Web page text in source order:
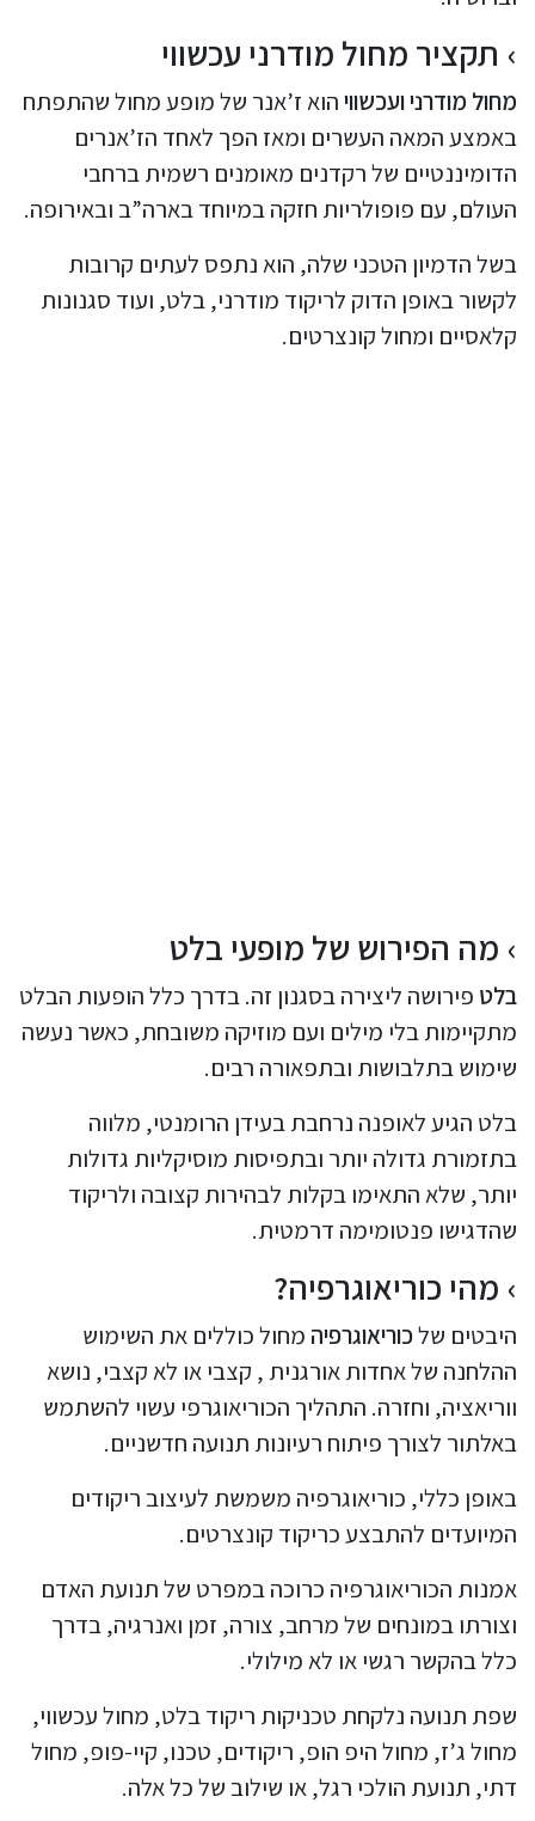
תקציר מחול מודרני עכשווי
מחול מודרני ועכשוויהוא ז’אנר של מופע מחול שהתפתח
באמצע המאה העשרים ומאז הפך לאחד הז’אנרים
הדומיננטיים של רקדנים מאומנים רשמית ברחבי
העולם, עם פופולריות חזקה במיוחד בארה”ב ובאירופה.
בשל הדמיון הטכני שלה, הוא נתפס לעתים קרובות
לקשור באופן הדוק לריקוד מודרני, בלט, ועוד סגנונות
קלאסיים ומחול קונצרטים.
מה הפירוש של מופעי בלט
בלט פירושה ליצירה בסגנון זה. בדרך כלל הופעות הבלט
מתקיימות בלי מילים ועם מוזיקה משובחת, כאשר נעשה
שימוש בתלבושות ובתפאורה רבים.
בלט הגיע לאופנה נרחבת בעידן הרומנטי, מלווה
בתזמורת גדולה יותר ובתפיסות מוסיקליות גדולות
יותר, שלא התאימו בקלות לבהירות קצובה ולריקוד
שהדגישו פנטומימה דרמטית.
מהי כוריאוגרפיה?
היבטים שלכוריאוגרפיה מחול כוללים את השימוש
ההלחנה של אחדות אורגנית , קצבי או לא קצבי, נושא
ווריאציה, וחזרה. התהליך הכוריאוגרפי עשוי להשתמש
באלתור לצורך פיתוח רעיונות תנועה חדשניים.
באופן כללי, כוריאוגרפיה משמשת לעיצוב ריקודים
המיועדים להתבצע כריקוד קונצרטים.
אמנות הכוריאוגרפיה כרוכה במפרט של תנועת האדם
וצורתו במונחים של מרחב, צורה, זמן ואנרגיה, בדרך
כלל בהקשר רגשי או לא מילולי.
שפת תנועה נלקחת טכניקות ריקוד בלט, מחול עכשווי,
מחול ג’ז, מחול היפ הופ, ריקודים, טכנו, קיי-פופ, מחול
דתי, תנועת הולכי רגל, או שילוב של כל אלה.